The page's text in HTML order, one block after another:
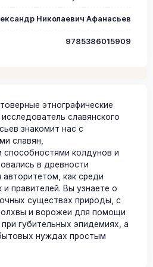
Николаевич Афанасьев
9785386015909
этнографические
славянского
знакомит нас с
славян,
способностями колдунов и
в древности
как среди
и правителей. Вы узнаете о
существах природы, с
и ворожеи для помощи
губительных эпидемиях, а
нуждах простым